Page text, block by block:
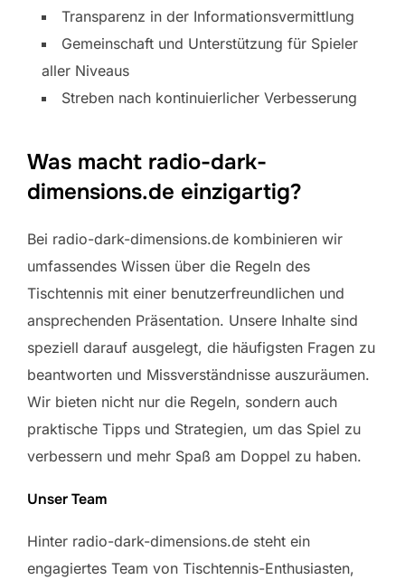
Transparenz in der Informationsvermittlung
Gemeinschaft und Unterstützung für Spieler
aller Niveaus
Streben nach kontinuierlicher Verbesserung
Was macht radio-dark-
dimensions.de einzigartig?
Bei radio-dark-dimensions.de kombinieren wir
umfassendes Wissen über die Regeln des
Tischtennis mit einer benutzerfreundlichen und
ansprechenden Präsentation. Unsere Inhalte sind
speziell darauf ausgelegt, die häufigsten Fragen zu
beantworten und Missverständnisse auszuräumen.
Wir bieten nicht nur die Regeln, sondern auch
praktische Tipps und Strategien, um das Spiel zu
verbessern und mehr Spaß am Doppel zu haben.
Unser Team
Hinter radio-dark-dimensions.de steht ein
engagiertes Team von Tischtennis-Enthusiasten,